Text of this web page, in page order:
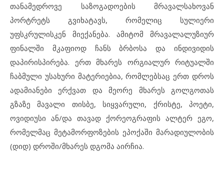
თანამედროვე საზოგადოების მრავალსახოვან
პორტრეტს გვიხატავს, რომელიც სულიერი
უფსკრულისკენ მიექანება. ამიტომ მრავალალუზიურ
ფინალში მკაფიოდ ჩანს ბრბოსა და ინდივიდის
დაპირისპირება. ერთ მხარეს ორგიალურ რიტუალში
ჩაბმული უსახური მატერიებია, რომლებსაც ერთ დროს
ადამიანები ერქვათ და მეორე მხარეს გოლგოთას
გზაზე მავალი თისბე, სიყვარული, ქრისტე, პოეტი,
ოვიდიუსი ან/და თავად ქორეოგრაფის ალტერ ეგო,
რომელმაც მეტამორფოზების ეპოქაში მარადიულობის
(დიდ) დროში/მხარეს დგომა აირჩია.